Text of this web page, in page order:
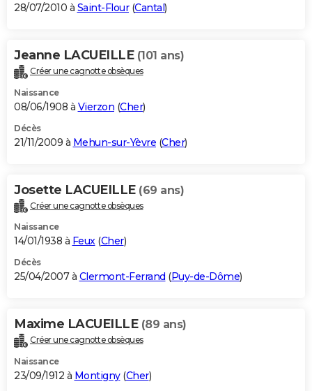
28/07/2010 à Saint-Flour(Cantal)
Jeanne LACUEILLE (101 ans)
Créer une cagnotte obsèques
Naissance
08/06/1908 à Vierzon (Cher)
Décès
21/11/2009 à Mehun-sur-Yèvre (Cher)
Josette LACUEILLE (69 ans)
Créer une cagnotte obsèques
Naissance
14/01/1938 à Feux(Cher)
Décès
25/04/2007 à Clermont-Ferrand (Puy-de-Dôme)
Maxime LACUEILLE (89 ans)
Créer une cagnotte obsèques
Naissance
23/09/1912 à Montigny(Cher)